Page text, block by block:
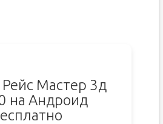
Рейс Мастер 3д
на Андроид